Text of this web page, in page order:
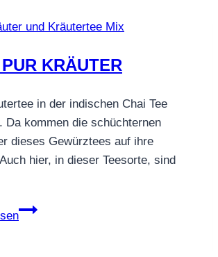
und Kräutertee Mix
KRÄUTER
in der indischen Chai Tee
Da kommen die schüchternen
dieses Gewürztees auf ihre
hier, in dieser Teesorte, sind
CHAI